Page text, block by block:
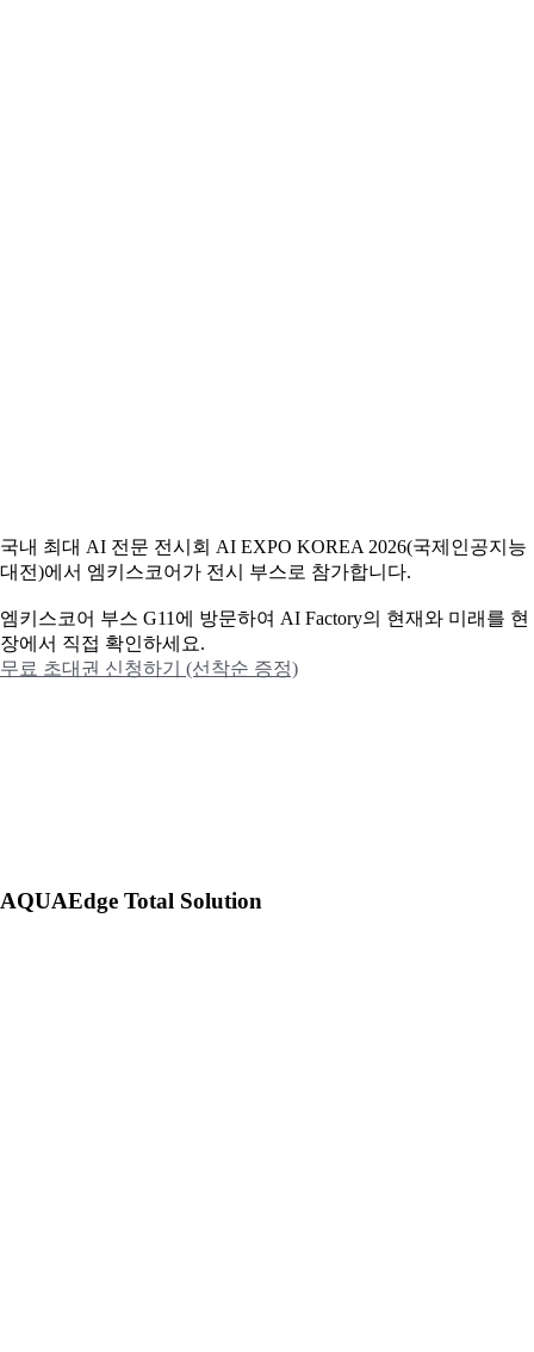
국내 최대 AI 전문 전시회 AI EXPO KOREA 2026(국제인공지능
대전)에서 엠키스코어가 전시 부스로 참가합니다.
엠키스코어 부스 G11에 방문하여 AI Factory의 현재와 미래를 현
장에서 직접 확인하세요.
무료 초대권 신청하기 (선착순 증정)
AQUAEdge Total Solution